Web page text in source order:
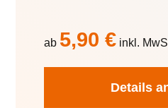
ab 5,90€ inkl.
Details